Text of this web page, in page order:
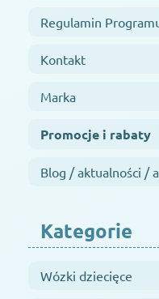
Regulamin
Kontakt
Marka
Promocje i rabaty
Blog / aktualności /
Kategorie
Wózki dziecięce